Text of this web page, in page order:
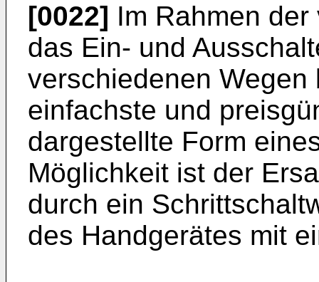
[0022] Im Rahmen
das Ein- und
verschiedenen
einfachste und
dargestellte Form
Möglichkeit ist der
durch ein
des Handgerätes mit